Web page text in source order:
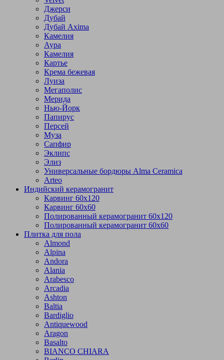
Джерси
Дубай
Дубай Axima
Камелия
Аура
Камелия
Картье
Крема бежевая
Луиза
Мегаполис
Мерида
Нью-Йорк
Папирус
Персей
Муза
Сапфир
Эклипс
Элиз
Универсальные бордюры Alma Ceramica
Arteo
Индийский керамогранит
Карвинг 60х120
Карвинг 60х60
Полированный керамогранит 60х120
Полированный керамогранит 60х60
Плитка для пола
Almond
Alpina
Andora
Alania
Arabesco
Arcadia
Ashton
Baltia
Bardiglio
Antiquewood
Aragon
Basalto
BIANCO CHIARA